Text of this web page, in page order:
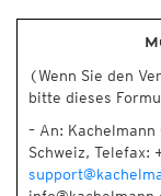
(Wenn Sie den
bitte dieses
– An:
Schweiz,